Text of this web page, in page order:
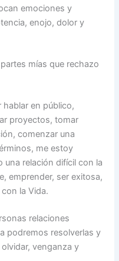
emociones y
enojo, dolor y
mías que rechazo
en público,
proyectos, tomar
comenzar una
me estoy
relación difícil con la
emprender, ser exitosa,
la Vida.
relaciones
podremos resolverlas y
venganza y